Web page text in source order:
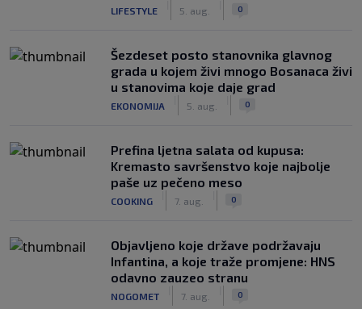
LIFESTYLE 5. aug. 0
Šezdeset posto stanovnika glavnog
grada u kojem živi mnogo Bosanaca živi
u stanovima koje daje grad
EKONOMIJA 5. aug. 0
Prefina ljetna salata od kupusa:
Kremasto savršenstvo koje najbolje
paše uz pečeno meso
COOKING 7. aug. 0
Objavljeno koje države podržavaju
Infantina, a koje traže promjene: HNS
odavno zauzeo stranu
NOGOMET 7. aug. 0